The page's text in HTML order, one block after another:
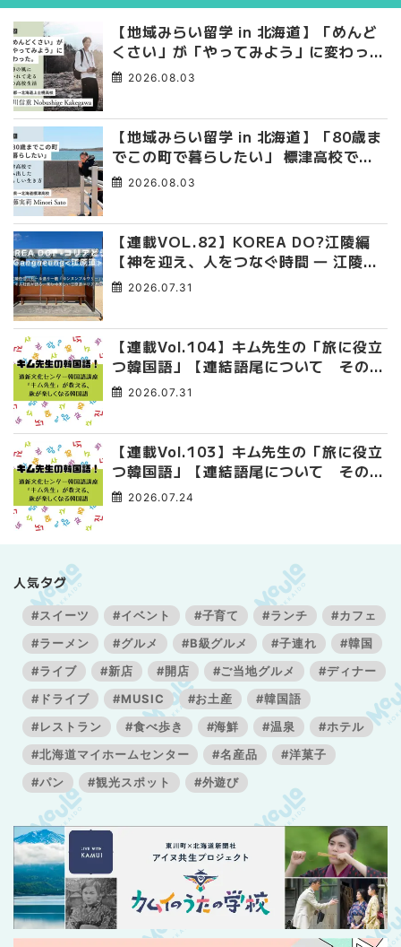
【地域みらい留学 in 北海道】「めんど
くさい」が「やってみよう」に変わっ
た。 十勝の風に吹かれて走る、僕の泥
2026.08.03
【地域みらい留学 in 北海道】「80歳ま
でこの町で暮らしたい」 標津高校で踏
み出した、私らしい生き方
2026.08.03
【連載VOL.82】KOREA DO?江陵編
【神を迎え、人をつなぐ時間 ― 江陵端
午祭 】
2026.07.31
【連載Vol.104】キム先生の「旅に役立
つ韓国語」【連結語尾について その
4】2026.07.31
【連載Vol.103】キム先生の「旅に役立
つ韓国語」【連結語尾について その
3】2026.07.24
人気タグ
#スイーツ #イベント #子育て #ランチ
#カフェ
#ラーメン
#グルメ #B級グルメ #子連れ
#韓国
#ライブ
#新店 #開店 #ご当地グルメ
#ディナー
#ドライブ
#MUSIC #お土産
#韓国語
#レストラン
#食べ歩き #海鮮 #温泉
#ホテル
#北海道マイホームセンター
#名産品
#洋菓子
#パン
#観光スポット #外遊び